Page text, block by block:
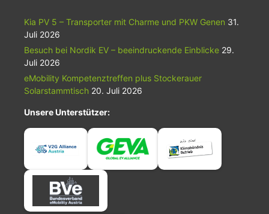
Kia PV 5 – Transporter mit Charme und PKW Genen 31.
Juli 2026
Besuch bei Nordik EV – beeindruckende Einblicke 29.
Juli 2026
eMobility Kompetenztreffen plus Stockerauer
Solarstammtisch 20. Juli 2026
Unsere Unterstützer: